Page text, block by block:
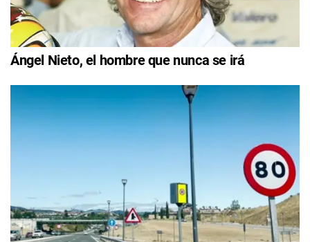
Ángel Nieto, el hombre que nunca se irá